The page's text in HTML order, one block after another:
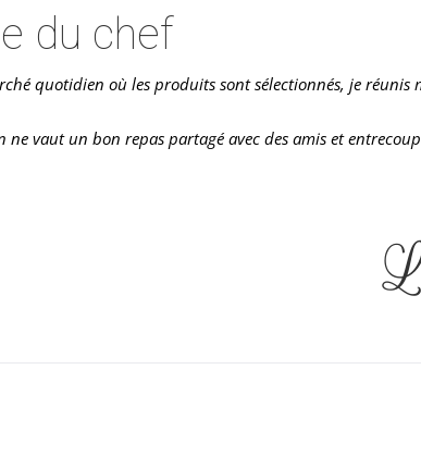
du chef
quotidien où les produits sont sélectionnés, je
ne vaut un bon repas partagé avec des amis et